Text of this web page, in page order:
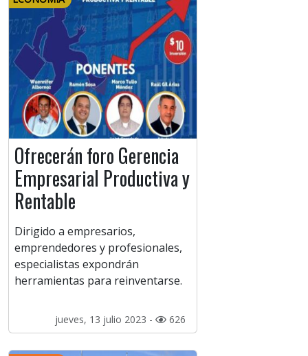
Ofrecerán foro Gerencia
Empresarial Productiva y
Rentable
Dirigido a empresarios,
emprendedores y profesionales,
especialistas expondrán
herramientas para reinventarse.
jueves, 13 julio 2023 - 626